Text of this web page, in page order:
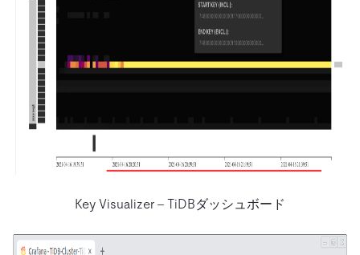
Key Visualizer – TiDBダッシュボード